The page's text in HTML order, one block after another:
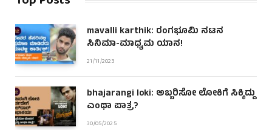
mavalli karthik: ರಂಗಭೂಮಿ ನಟನ
ಸಿನಿಮಾ-ಮಾಧ್ಯಮ ಯಾನ!
21/11/2023
bhajarangi loki: ಅಬ್ಬರಿಸೋ ಲೋಕಿಗೆ ಸಿಕ್ಕಿದ್ದು
ಎಂಥಾ ಪಾತ್ರ?
30/05/2025